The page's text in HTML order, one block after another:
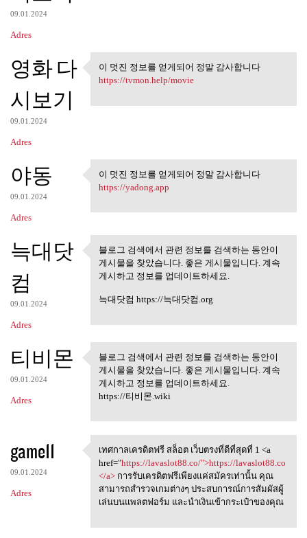
09.01.2024
Adres
영화 다
시보기
09.01.2024
Adres
이 멋진 정보를 얻게되어 정말 감
이 멋진 정보를 얻게되어 정말 감사합니다
https://tvmon.help/movie
야동
09.01.2024
Adres
이 멋진 정보를 얻게되어 정말 감
이 멋진 정보를 얻게되어 정말 감사합니다
https://yadong.app
늑대닷
컴
09.01.2024
Adres
블로그 검색에서 관련 정보를 검
색하는 동안이 게시물을
블로그 검색에서 관련 정보를 검색하는 동안이
게시물을 찾았습니다. 좋은 게시물입니다. 계속
게시하고 정보를 업데이트하세요.
늑대닷컴 https://늑대닷컴.org
티비몬
09.01.2024
Adres
블로그 검색에서 관련 정보를 검
색하는 동안이 게시물을
블로그 검색에서 관련 정보를 검색하는 동안이
게시물을 찾았습니다. 좋은 게시물입니다. 계속
게시하고 정보를 업데이트하세요.
https://티비몬.wiki
game11
09.01.2024
Adres
เทศกาลเครดิตฟรี สล็อต
เทศกาลเครดิตฟรี สล็อต เว็บตรงที่ดีที่สุดที่ 1 <a
href="https://lavaslot88.co/">https://lavaslot88.co
</a>การรับเครดิตฟรีเพียงแค่สมัครเท่านั้น คุณ
สามารถสำรวจเกมต่างๆ ประสบการณ์การสัมผัสผู้
เล่นบนแพลตฟอร์ม และนำเงินเข้ากระเป๋าของคุณ